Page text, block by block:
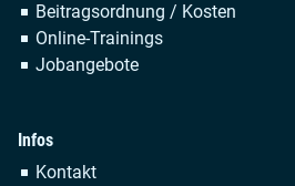
Beitragsordnung / Kosten
Online-Trainings
Jobangebote
Infos
Navigation
Kontakt